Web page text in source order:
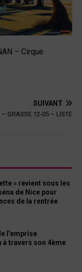
– Cirque
SUIVANT
– GRASSE 12-05 – LISTE
» revient sous les
de Nice pour
de la rentrée
l’emprise
à travers son 4ème